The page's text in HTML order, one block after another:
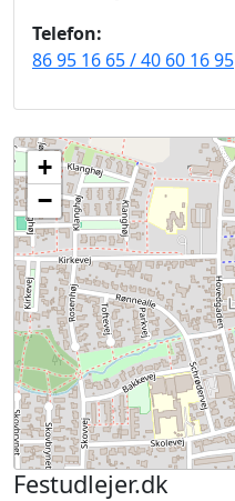
Telefon:
86 95 16 65 / 40 60 16 95
+
−
Festudlejer.dk